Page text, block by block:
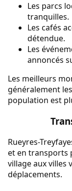
Les parcs
tranquilles.
Les cafés
détendue.
Les
annoncés
Les meilleurs
généralement
population est
Rueyres-
et en transports
village aux villes
déplacements.